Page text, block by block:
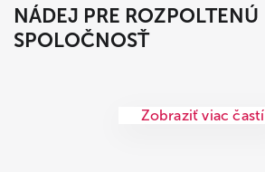
NÁDEJ PRE ROZPOLTENÚ
SPOLOČNOSŤ
Zobraziť viac častí